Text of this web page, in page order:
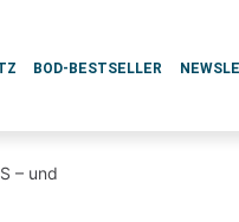
BOD-BESTSELLER
– und